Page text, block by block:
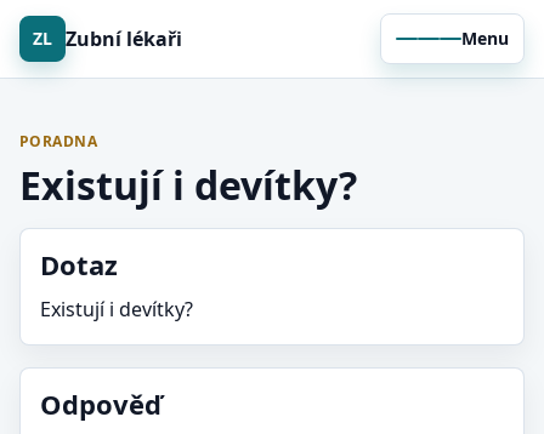
ZL Zubní lékaři Menu
PORADNA
Existují i devítky?
Dotaz
Existují i devítky?
Odpověď